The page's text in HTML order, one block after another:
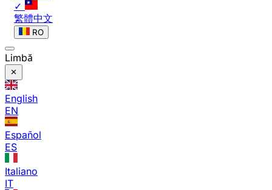
✓
繁體中文
RO
Limbă
English
EN
Español
ES
Italiano
IT